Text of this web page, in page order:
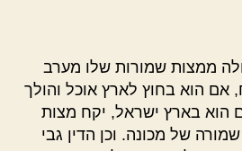
ממצות שמורות שלו מערב
אם הוא בחוץ לארץ אוכל והולך
הוא בארץ ישראל, יקח מצות
של מכונה. וכן הדין גבי